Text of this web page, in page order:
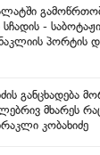
-
პორტის
განცხადება
მხარეს რაც
კობახიძე